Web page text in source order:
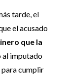
tarde, el
el acusado
que la
al imputado
para cumplir